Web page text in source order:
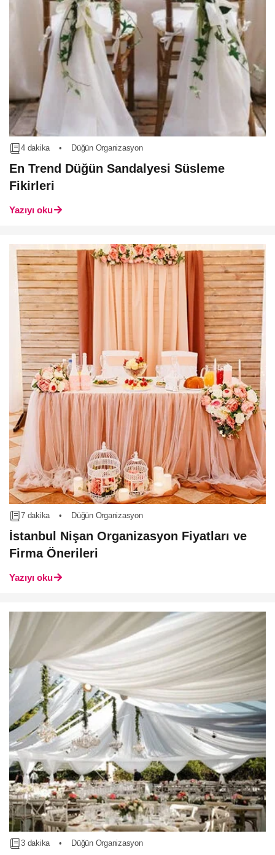
4 dakika • Düğün Organizasyon
En Trend Düğün Sandalyesi Süsleme
Fikirleri
Yazıyı oku
7 dakika • Düğün Organizasyon
İstanbul Nişan Organizasyon Fiyatları ve
Firma Önerileri
Yazıyı oku
3 dakika • Düğün Organizasyon